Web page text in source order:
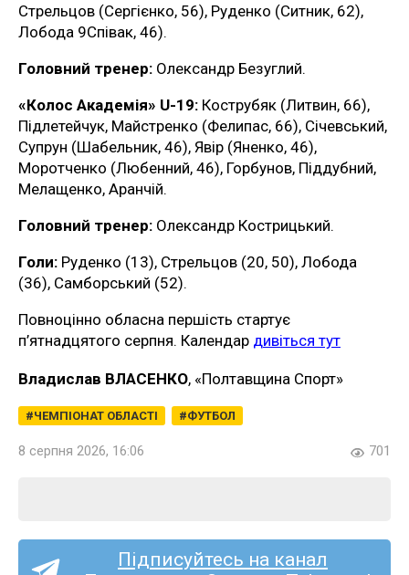
Стрельцов (Сергієнко, 56), Руденко (Ситник, 62),
Лобода 9Співак, 46).
Головний тренер: Олександр Безуглий.
«Колос Академія» U-19: Кострубяк (Литвин, 66),
Підлетейчук, Майстренко (Фелипас, 66), Січевський,
Супрун (Шабельник, 46), Явір (Яненко, 46),
Моротченко (Любенний, 46), Горбунов, Піддубний,
Мелащенко, Аранчій.
Головний тренер: Олександр Кострицький.
Голи: Руденко (13), Стрельцов (20, 50), Лобода
(36), Самборський (52).
Повноцінно обласна першість стартує
п’ятнадцятого серпня. Календар дивіться тут
Владислав ВЛАСЕНКО, «Полтавщина Спорт»
ЧЕМПІОНАТ ОБЛАСТІ ФУТБОЛ
8 серпня 2026, 16:06 701
Підписуйтесь на канал